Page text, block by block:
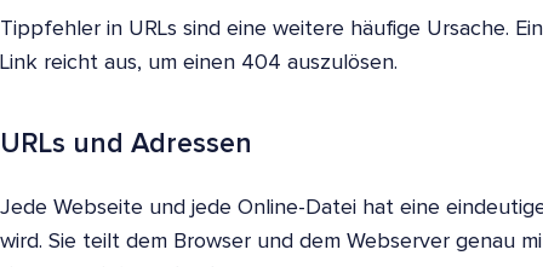
Tippfehler in URLs sind eine weitere häufige Ursache.
Link reicht aus, um einen 404 auszulösen.
URLs und Adressen
Jede Webseite und jede Online-Datei hat eine
wird. Sie teilt dem Browser und dem Webserver genau